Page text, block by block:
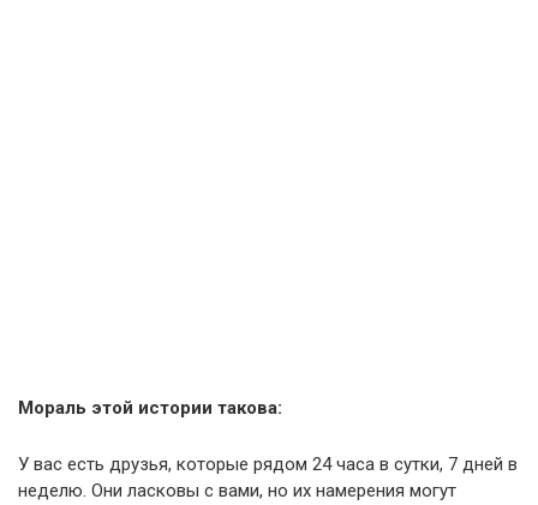
Мораль этой истории такова:
У вас есть друзья, которые рядом 24 часа в сутки, 7 дней в
неделю. Они ласковы с вами, но их намерения могут